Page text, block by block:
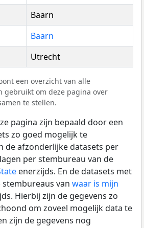
Baarn
Baarn
Utrecht
een overzicht van alle
gebruikt om deze pagina over
te stellen.
pagina zijn bepaald door een
zo goed mogelijk te
de afzonderlijke datasets per
per stembureau van de
enerzijds. En de datasets met
van waar is mijn
Hierbij zijn de gegevens zo
om zoveel mogelijk data te
zijn de gegevens nog